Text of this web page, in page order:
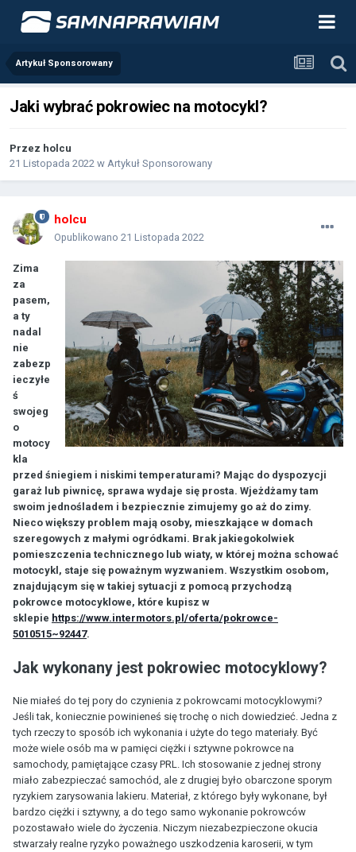
Artykuł Sponsorowany
Jaki wybrać pokrowiec na motocykl?
Przez holcu
21 Listopada 2022 w Artykuł Sponsorowany
holcu
Opublikowano 21 Listopada 2022
Zima
za
pasem,
a ty
nadal
nie
zabezp
ieczyłe
ś
swojeg
o
motocy
kla
przed śniegiem i niskimi temperaturami? Mając do dyspozycji
garaż lub piwnicę, sprawa wydaje się prosta. Wjeżdżamy tam
swoim jednośladem i bezpiecznie zimujemy go aż do zimy.
Nieco większy problem mają osoby, mieszkające w domach
szeregowych z małymi ogródkami. Brak jakiegokolwiek
pomieszczenia technicznego lub wiaty, w której można schować
motocykl, staje się poważnym wyzwaniem. Wszystkim osobom,
znajdującym się w takiej sytuacji z pomocą przychodzą
pokrowce motocyklowe, które kupisz w
sklepie https://www.intermotors.pl/oferta/pokrowce-
5010515~92447.
Jak wykonany jest pokrowiec motocyklowy?
Nie miałeś do tej pory do czynienia z pokrowcami motocyklowymi?
Jeśli tak, koniecznie powinieneś się trochę o nich dowiedzieć. Jedna z
tych rzeczy to sposób ich wykonania i użyte do tego materiały. Być
może wiele osób ma w pamięci ciężki i sztywne pokrowce na
samochody, pamiętające czasy PRL. Ich stosowanie z jednej strony
miało zabezpieczać samochód, ale z drugiej było obarczone sporym
ryzykiem zarysowania lakieru. Materiał, z którego były wykonane, był
bardzo ciężki i sztywny, a do tego samo wykonanie pokrowców
pozostawało wiele do życzenia. Niczym niezabezpieczone okucia
stwarzały realne ryzyko poważnego uszkodzenia karoserii, w tym